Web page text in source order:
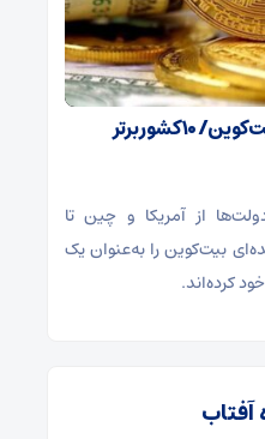
رقابت پنهان دولت‌ها بر سر بیت‌کوین/ ۱۰ کشور برتر
از آمریکا و چین تا
بیت‌کوین را به‌عنوان یک
کرده‌اند.